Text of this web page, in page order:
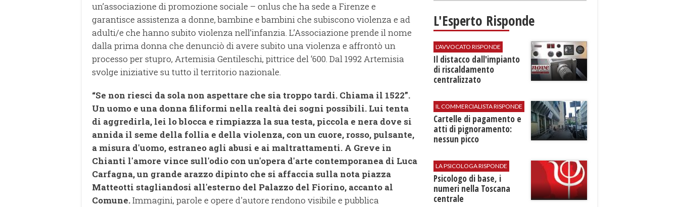
un’associazione di promozione sociale – onlus che ha sede a Firenze e
garantisce assistenza a donne, bambine e bambini che subiscono violenza e ad
adulti/e che hanno subito violenza nell’infanzia. L’Associazione prende il nome
dalla prima donna che denunciò di avere subito una violenza e affrontò un
processo per stupro, Artemisia Gentileschi, pittrice del ‘600. Dal 1992 Artemisia
svolge iniziative su tutto il territorio nazionale.
“Se non riesci da sola non aspettare che sia troppo tardi. Chiama il 1522”.
Un uomo e una donna filiformi nella realtà dei sogni possibili. Lui tenta
di aggredirla, lei lo blocca e rimpiazza la sua testa, piccola e nera dove si
annida il seme della follia e della violenza, con un cuore, rosso, pulsante,
a misura d'uomo, estraneo agli abusi e ai maltrattamenti. A Greve in
Chianti l'amore vince sull'odio con un'opera d'arte contemporanea di Luca
Carfagna, un grande arazzo dipinto che si affaccia sulla nota piazza
Matteotti stagliandosi all'esterno del Palazzo del Fiorino, accanto al
Comune.Immagini, parole e opere d'autore rendono visibile e pubblica
L'Esperto Risponde
L'AVVOCATO RISPONDE
Il distacco dall'impianto
di riscaldamento
centralizzato
IL COMMERCIALISTA RISPONDE
Cartelle di pagamento e
atti di pignoramento:
nessun picco
LA PSICOLOGA RISPONDE
Psicologo di base, i
numeri nella Toscana
centrale